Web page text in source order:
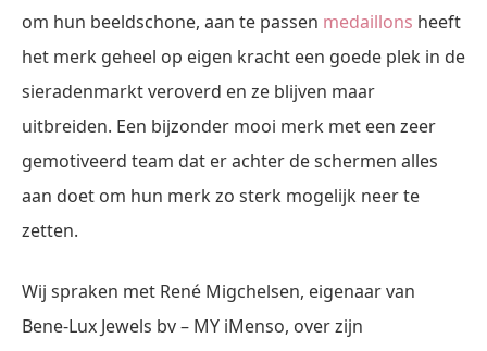
om hun beeldschone, aan te passen medaillons heeft
het merk geheel op eigen kracht een goede plek in de
sieradenmarkt veroverd en ze blijven maar
uitbreiden. Een bijzonder mooi merk met een zeer
gemotiveerd team dat er achter de schermen alles
aan doet om hun merk zo sterk mogelijk neer te
zetten.
Wij spraken met René Migchelsen, eigenaar van
Bene-Lux Jewels bv – MY iMenso, over zijn